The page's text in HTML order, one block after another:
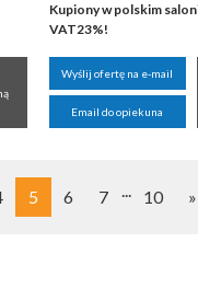
Kupiony w polskim
VAT23%!
Wyślij ofertę na e-mail
Email do opiekuna
5 6 7 ... 10 »